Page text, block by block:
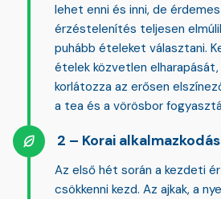
lehet enni és inni, de
érzéstelenítés teljesen
puhább ételeket választani.
ételek közvetlen
korlátozza az erősen
a tea és a vörösbor
Korai
Az első hét során a kezdeti
csökkenni kezd. Az ajkak, a